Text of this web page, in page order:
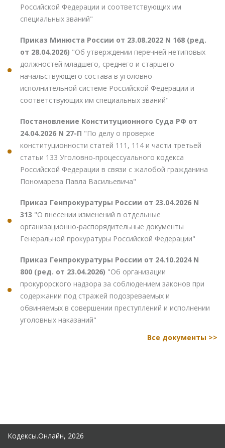
Российской Федерации и соответствующих им
специальных званий"
Приказ Минюста России от 23.08.2022 N 168 (ред.
от 28.04.2026) "Об утверждении перечней нетиповых
должностей младшего, среднего и старшего
начальствующего состава в уголовно-
исполнительной системе Российской Федерации и
соответствующих им специальных званий"
Постановление Конституционного Суда РФ от
24.04.2026 N 27-П "По делу о проверке
конституционности статей 111, 114 и части третьей
статьи 133 Уголовно-процессуального кодекса
Российской Федерации в связи с жалобой гражданина
Пономарева Павла Васильевича"
Приказ Генпрокуратуры России от 23.04.2026 N
313 "О внесении изменений в отдельные
организационно-распорядительные документы
Генеральной прокуратуры Российской Федерации"
Приказ Генпрокуратуры России от 24.10.2024 N
800 (ред. от 23.04.2026) "Об организации
прокурорского надзора за соблюдением законов при
содержании под стражей подозреваемых и
обвиняемых в совершении преступлений и исполнении
уголовных наказаний"
Все документы >>
Кодексы.Онлайн, 2026